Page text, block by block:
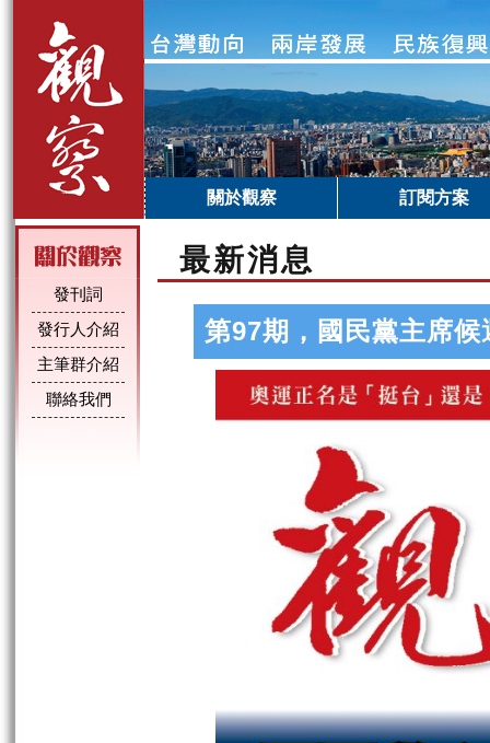
關於觀察 訂閱方案
發刊詞
發行人介紹
主筆群介紹
聯絡我們
最新消息
第97期，國民黨主席候